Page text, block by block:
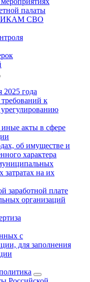
палаты
СВО
2025 года
к
акты в сфере
об имуществе и
характера
на их
заработной плате
организаций
с
для заполнения